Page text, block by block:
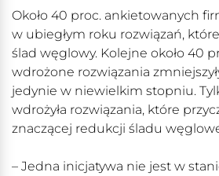
Około 40 proc. ankietowanych
w ubiegłym roku rozwiązań,
ślad węglowy. Kolejne około 40
wdrożone rozwiązania
jedynie w niewielkim stopniu.
wdrożyła rozwiązania, które
znaczącej redukcji śladu
– Jedna inicjatywa nie jest w